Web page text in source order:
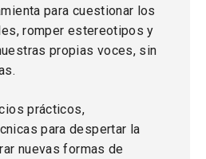
para cuestionar los
romper estereotipos y
propias voces, sin
prácticos,
para despertar la
nuevas formas de